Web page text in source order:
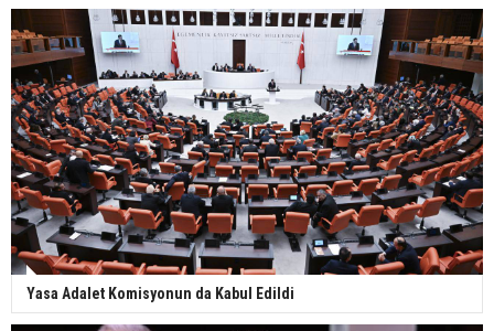
Yasa Adalet Komisyonun da Kabul Edildi